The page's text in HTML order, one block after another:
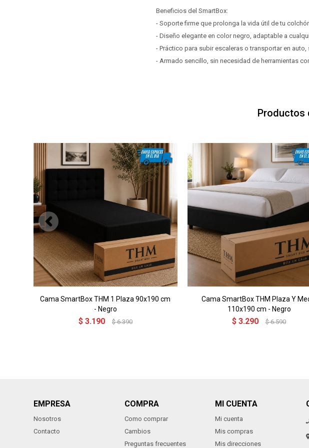
Beneficios del SmartBox:
- Soporte firme que prolonga la vida útil de tu
- Diseño elegante en color negro, adaptable a
- Práctico para subir escaleras o transportar en
- Armado sencillo, sin necesidad de herramientas
Productos
Cama SmartBox THM 1 Plaza 90x190 cm
- Negro
$ 3.190 $ 6.390
Cama SmartBox THM Plaza Y
110x190 cm - Negro
$ 3.290 $ 6.590
EMPRESA
Nosotros
Contacto
COMPRA
Como comprar
Cambios
Preguntas frecuentes
MI CUENTA
Mi cuenta
Mis compras
Mis direcciones
Día
Día